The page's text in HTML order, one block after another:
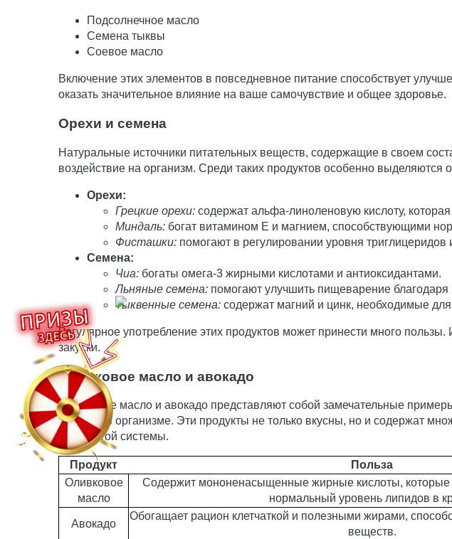
Подсолнечное масло
Семена тыквы
Соевое масло
Включение этих элементов в повседневное питание способствует
оказать значительное влияние на ваше самочувствие и общее здоровье.
Орехи и семена
Натуральные источники питательных веществ, содержащие в своем
воздействие на организм. Среди таких продуктов особенно
Орехи:
Грецкие орехи: содержат альфа-линоленовую кислоту,
Миндаль: богат витамином Е и магнием, способствующими
Фисташки: помогают в регулировании уровня
Семена:
Чиа: богаты омега-3 жирными кислотами и антиоксидантами.
Льняные семена: помогают улучшить пищеварение
Тыквенные семена: содержат магний и цинк, необходимые
Регулярное употребление этих продуктов может принести много
закуски.
Оливковое масло и авокадо
Оливковое масло и авокадо представляют собой замечательные
липидов в организме. Эти продукты не только вкусны, но и содержат
сосудистой системы.
Продукт Польза
Оливковое
масло
Содержит мононенасыщенные жирные кислоты, которые
нормальный уровень липидов в
Авокадо
Обогащает рацион клетчаткой и полезными жирами,
веществ.